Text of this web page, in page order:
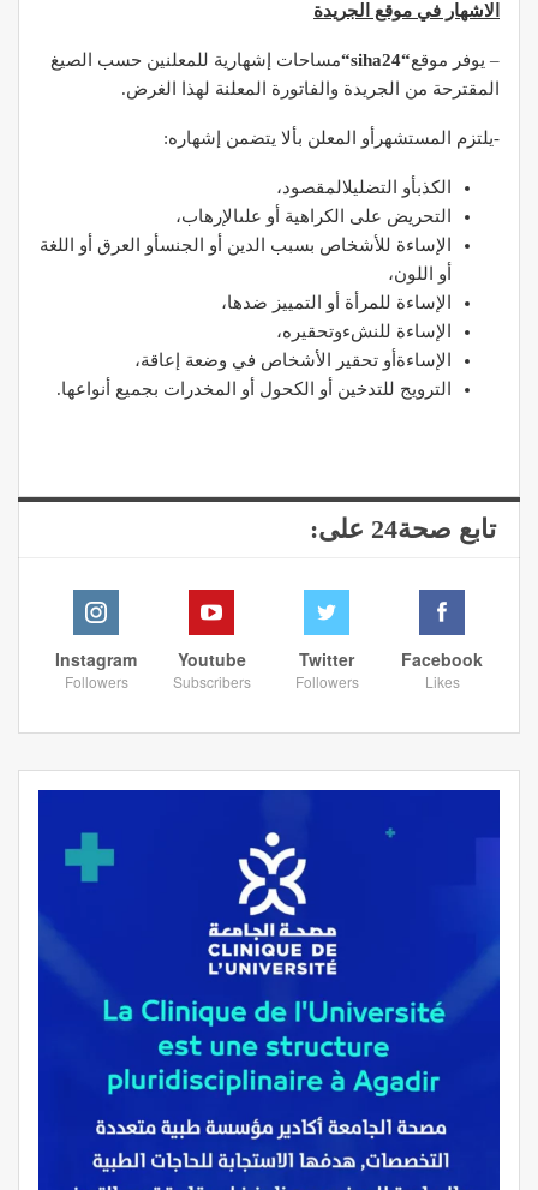
الاشهار في موقع الجريدة
– يوفر موقع“
siha24
“مساحات إشهارية للمعلنين حسب الصيغ
المقترحة من الجريدة والفاتورة المعلنة لهذا الغرض.
-يلتزم المستشهرأو المعلن بألا يتضمن إشهاره:
الكذبأو التضليلالمقصود،
التحريض على الكراهية أو علىالإرهاب،
الإساءة للأشخاص بسبب الدين أو الجنسأو العرق أو اللغة
أو اللون،
الإساءة للمرأة أو التمييز ضدها،
الإساءة للنشءوتحقيره،
الإساءةأو تحقير الأشخاص في وضعة إعاقة،
الترويج للتدخين أو الكحول أو المخدرات بجميع أنواعها.
تابع صحة24 على:
Facebook
Likes
Twitter
Followers
Youtube
Subscribers
Instagram
Followers